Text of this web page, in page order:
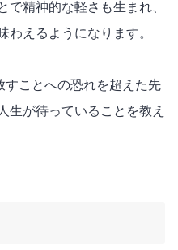
で精神的な軽さも生まれ、
わえるようになります。
すことへの恐れを超えた先
生が待っていることを教え